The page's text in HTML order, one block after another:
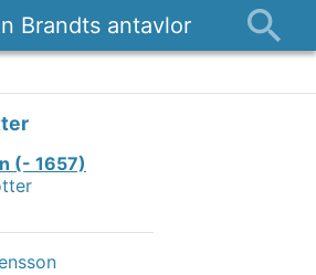
Brandts antavlor
(- 1657)